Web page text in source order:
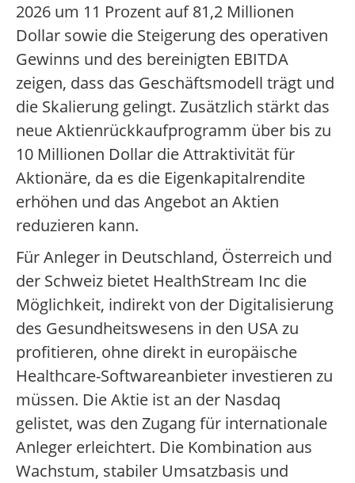
2026 um 11 Prozent auf 81,2 Millionen
Dollar sowie die Steigerung des operativen
Gewinns und des bereinigten EBITDA
zeigen, dass das Geschäftsmodell trägt und
die Skalierung gelingt. Zusätzlich stärkt das
neue Aktienrückkaufprogramm über bis zu
10 Millionen Dollar die Attraktivität für
Aktionäre, da es die Eigenkapitalrendite
erhöhen und das Angebot an Aktien
reduzieren kann.
Für Anleger in Deutschland, Österreich und
der Schweiz bietet HealthStream Inc die
Möglichkeit, indirekt von der Digitalisierung
des Gesundheitswesens in den USA zu
profitieren, ohne direkt in europäische
Healthcare-Softwareanbieter investieren zu
müssen. Die Aktie ist an der Nasdaq
gelistet, was den Zugang für internationale
Anleger erleichtert. Die Kombination aus
Wachstum, stabiler Umsatzbasis und